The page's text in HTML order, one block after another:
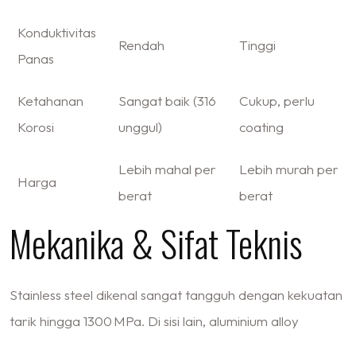
Konduktivitas
Panas
Rendah Tinggi
Ketahanan
Korosi
Sangat baik (316
unggul)
Cukup, perlu
coating
Harga
Lebih mahal per
berat
Lebih murah per
berat
Mekanika & Sifat Teknis
Stainless steel dikenal sangat tangguh dengan kekuatan
tarik hingga 1300 MPa. Di sisi lain, aluminium alloy